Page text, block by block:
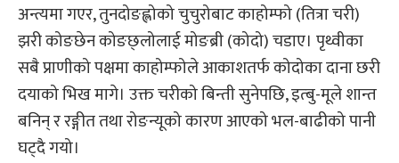
अन्त्यमा गएर, तुनदोङह्लोको चुचुरोबाट काहोम्फो (तित्रा चरी)
झरी कोङछेन कोङछ्लोलाई मोङब्री (कोदो) चडाए। पृथ्वीका
सबै प्राणीको पक्षमा काहोम्फोले आकाशतर्फ कोदोका दाना छरी
दयाको भिख मागे। उक्त चरीको बिन्ती सुनेपछि, इत्बु-मूले शान्त
बनिन् र रङ्गीत तथा रोङन्यूको कारण आएको भल-बाढीको पानी
घट्दै गयो।